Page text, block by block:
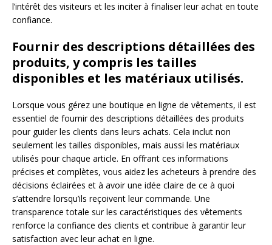
l’intérêt des visiteurs et les inciter à finaliser leur achat en toute
confiance.
Fournir des descriptions détaillées des
produits, y compris les tailles
disponibles et les matériaux utilisés.
Lorsque vous gérez une boutique en ligne de vêtements, il est
essentiel de fournir des descriptions détaillées des produits
pour guider les clients dans leurs achats. Cela inclut non
seulement les tailles disponibles, mais aussi les matériaux
utilisés pour chaque article. En offrant ces informations
précises et complètes, vous aidez les acheteurs à prendre des
décisions éclairées et à avoir une idée claire de ce à quoi
s’attendre lorsqu’ils reçoivent leur commande. Une
transparence totale sur les caractéristiques des vêtements
renforce la confiance des clients et contribue à garantir leur
satisfaction avec leur achat en ligne.